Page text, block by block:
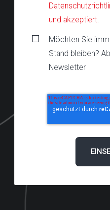
und akzeptiert
Möchten Sie
Stand bleiben?
Newsletter